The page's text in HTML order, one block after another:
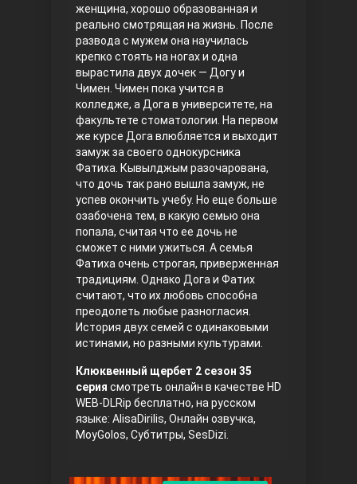
Правосyдие
Любовь напрокат
Воскресший Эртугрул
женщина, хорошо образованная и
реально смотрящая на жизнь. После
развода с мужем она научилась
крепко стоять на ногах и одна
вырастила двух дочек — Догу и
Чимен. Чимен пока учится в
колледже, а Дога в университете, на
факультете стоматологии. На первом
же курсе Дога влюбляется и выходит
замуж за своего однокурсника
Фатиха. Кывылджым разочарована,
что дочь так рано вышла замуж, не
успев окончить учебу. Но еще больше
озабочена тем, в какую семью она
попала, считая что ее дочь не
сможет с ними ужиться. А семья
Фатиха очень строгая, приверженная
традициям. Однако Дога и Фатих
считают, что их любовь способна
преодолеть любые разногласия.
История двух семей с одинаковыми
истинами, но разными культурами.
Клюквенный щербет 2 сезон 35
серия смотреть онлайн в качестве HD
WEB-DLRip бесплатно, на русском
языке: AlisaDirilis, Онлайн озвучка,
MoyGolos, Субтитры, SesDizi.